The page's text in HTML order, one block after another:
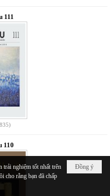
111
110
Đồng ý
trải nghiệm tốt nhất trên
cho rằng bạn đã chấp